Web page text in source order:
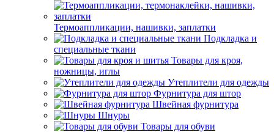
Термоаппликации, нашивки, заплатки
Подкладка и
специальные ткани
Товары для кроя,
ножницы, иглы
Утеплители для одежды
Фурнитура для штор
Швейная фурнитура
Шнуры
Товары для обуви